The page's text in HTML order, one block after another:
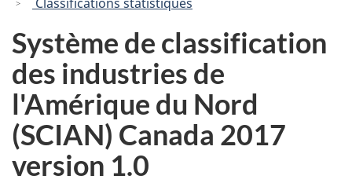
Système de classification
des industries de
l'Amérique du Nord
(SCIAN) Canada 2017
version 1.0